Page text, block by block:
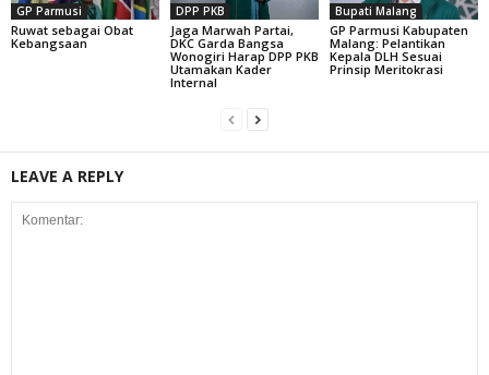
GP Parmusi
Ruwat sebagai Obat
Kebangsaan
DPP PKB
Jaga Marwah Partai,
DKC Garda Bangsa
Wonogiri Harap DPP PKB
Utamakan Kader
Internal
Bupati Malang
GP Parmusi Kabupaten
Malang: Pelantikan
Kepala DLH Sesuai
Prinsip Meritokrasi
LEAVE A REPLY